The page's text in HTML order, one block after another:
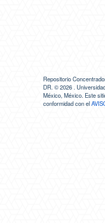
Repositorio
DR. ©2026 .
México, México. Este
conformidad con el